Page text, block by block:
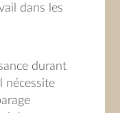
dans les
durant
nécessite